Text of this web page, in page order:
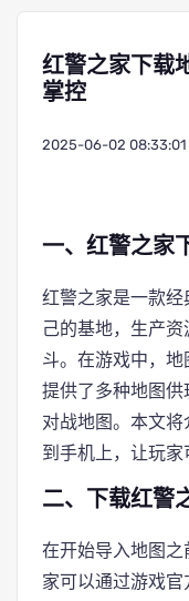
红警之家下载
掌控
2025-06-02 08:33:01
一、红警之家
红警之家是一款
己的基地，生产
斗。在游戏中，
提供了多种地图
对战地图。本文
到手机上，让玩家
二、下载红警
在开始导入地图
家可以通过游戏